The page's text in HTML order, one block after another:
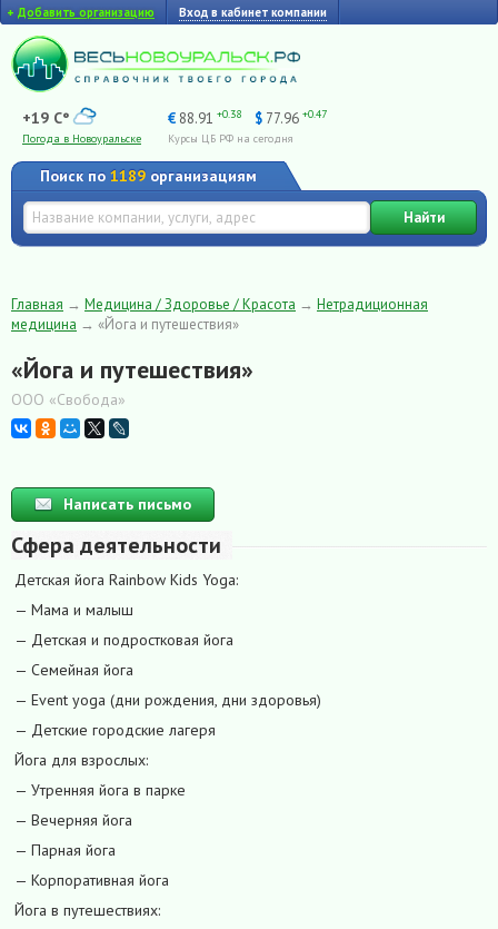
+ Добавить организацию Вход в кабинет компании
+19 C°
Погода в Новоуральске
€ 88.91 +0.38 $ 77.96 +0.47
Курсы ЦБ РФ на сегодня
Поиск по 1189 организациям
Найти
Главная → Медицина / Здоровье / Красота → Нетрадиционная
медицина → «Йога и путешествия»
«Йога и путешествия»
ООО «Свобода»
Написать письмо
Сфера деятельности
Детская йога Rainbow Kids Yoga:
— Мама и малыш
— Детская и подростковая йога
— Семейная йога
— Event yoga (дни рождения, дни здоровья)
— Детские городские лагеря
Йога для взрослых:
— Утренняя йога в парке
— Вечерняя йога
— Парная йога
— Корпоративная йога
Йога в путешествиях: